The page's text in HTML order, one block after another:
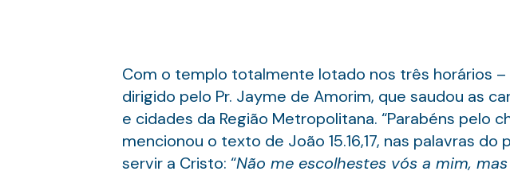
Com o templo totalmente lotado nos três horários
dirigido pelo Pr. Jayme de Amorim, que saudou as
e cidades da Região Metropolitana. “Parabéns pelo
mencionou o texto de João 15.16,17, nas palavras
servir a Cristo: “Não me escolhestes vós a mim,